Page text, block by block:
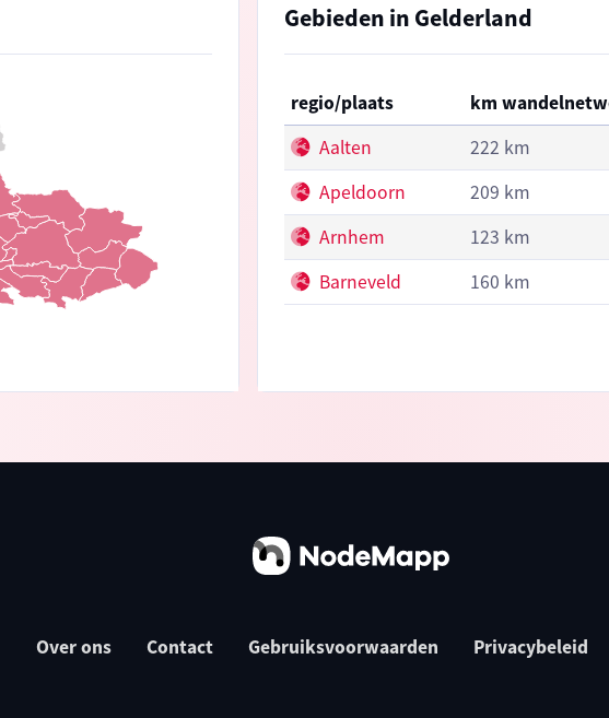
Gebieden in Gelderland
regio/plaats
km
Aalten
222 km
Apeldoorn
209 km
Arnhem
123 km
Barneveld
160 km
Over ons Contact Gebruiksvoorwaarden Privacybeleid